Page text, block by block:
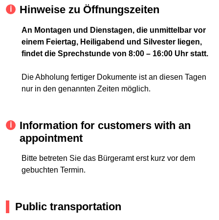
Hinweise zu Öffnungszeiten
An Montagen und Dienstagen, die unmittelbar vor
einem Feiertag, Heiligabend und Silvester liegen,
findet die Sprechstunde von 8:00 – 16:00 Uhr statt.
Die Abholung fertiger Dokumente ist an diesen Tagen
nur in den genannten Zeiten möglich.
Information for customers with an
appointment
Bitte betreten Sie das Bürgeramt erst kurz vor dem
gebuchten Termin.
Public transportation